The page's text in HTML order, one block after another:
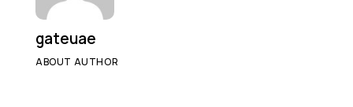
gateuae
ABOUT AUTHOR